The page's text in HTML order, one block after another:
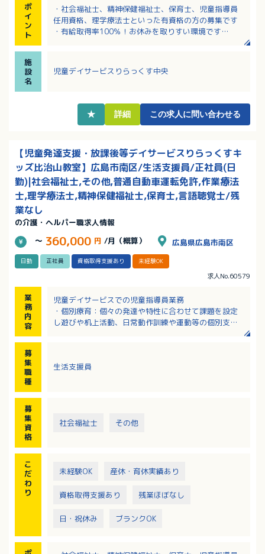
ポ
イ
ン
ト
・社会福祉士、精神保健福祉士、保育士、児童指導員
任用資格、理学療法士といった有資格の方の募集です
・有給取得率100％！お休みを取りすい環境です
施
設
名
児童デイサービスりらっくす中央
★ 詳細 この求人に問い合わせる
【児童発達支援・放課後等デイサービスりらっくすキ
ッズ比治山教室】広島市南区/生活支援員/正社員(日
勤)|社会福祉士,その他,普通自動車運転免許,作業療法
士,理学療法士,精神保健福祉士,保育士,言語聴覚士/残
業なし
の介護・ヘルパー職求人情報
～ 360,000 円 /月（概算） 広島県広島市南区
日勤 正社員 資格取得支援あり 未経験OK
求人No.60579
業
務
内
容
児童デイサービスでの児童指導員業務
・個別療育：個々の発達や特性に合わせて課題を設定
し遊びや机上活動、日常動作訓練や運動等の個別支援
集団生活の中で友達との関わり方や社会性を身につ
・支援経過記録などの書類作成、事務作業、療育準備
す。
募
集
職
種
生活支援員
募
集
資
格
社会福祉士 その他
こ
だ
わ
り
未経験OK 産休・育休実績あり
資格取得支援あり 残業ほぼなし
日・祝休み ブランクOK